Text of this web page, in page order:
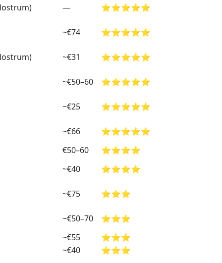
— ⭐⭐⭐⭐⭐
~€74 ⭐⭐⭐⭐⭐
~€31 ⭐⭐⭐⭐⭐
~€50–60 ⭐⭐⭐⭐⭐
~€25 ⭐⭐⭐⭐⭐
~€66
⭐⭐⭐⭐⭐
€50–60
⭐⭐⭐⭐
~€40
⭐⭐⭐⭐
~€75 ⭐⭐⭐
~€50–70
⭐⭐⭐
~€55
⭐⭐⭐
~€40
⭐⭐⭐